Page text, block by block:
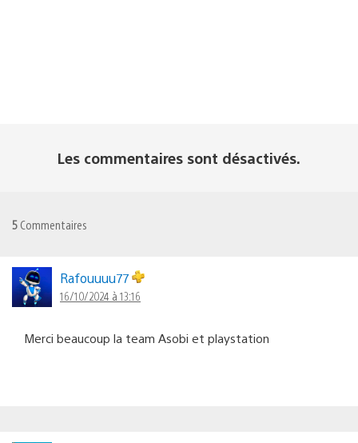
Les commentaires sont désactivés.
5 Commentaires
Rafouuuu77
16/10/2024 à 13:16
Merci beaucoup la team Asobi et playstation